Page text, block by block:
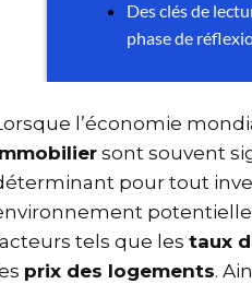
Lorsque l’économie
immobiliersont souvent
déterminant pour tout
environnement
facteurs tels que lestaux
lesprix des logements.